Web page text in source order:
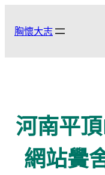
胸懷大志
河南平
網站黌